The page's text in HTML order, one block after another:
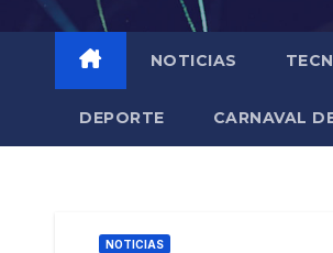
NOTICIAS
DEPORTE CARNAVAL
NOTICIAS